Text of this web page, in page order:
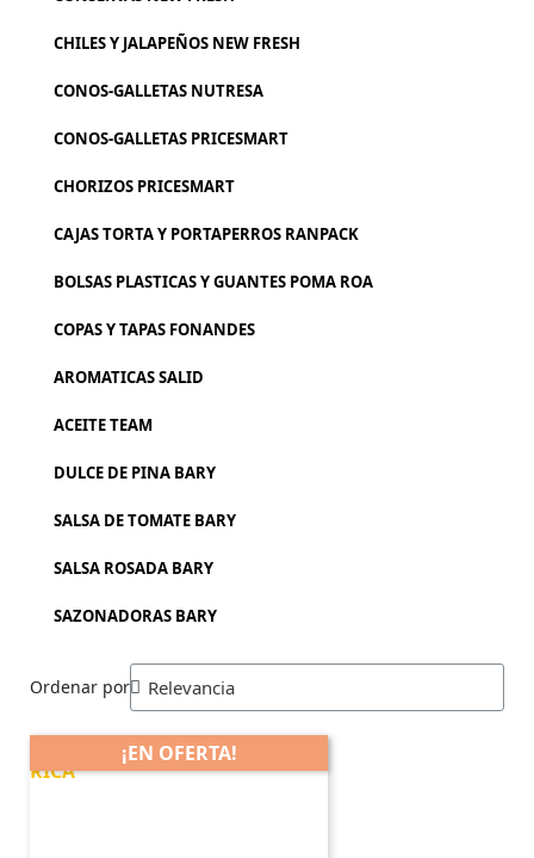
CHILES Y JALAPEÑOS NEW FRESH
CONOS-GALLETAS NUTRESA
CONOS-GALLETAS PRICESMART
CHORIZOS PRICESMART
CAJAS TORTA Y PORTAPERROS RANPACK
BOLSAS PLASTICAS Y GUANTES POMA ROA
COPAS Y TAPAS FONANDES
AROMATICAS SALID
ACEITE TEAM
DULCE DE PINA BARY
SALSA DE TOMATE BARY
SALSA ROSADA BARY
SAZONADORAS BARY
Ordenar por
¡EN OFERTA!